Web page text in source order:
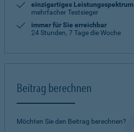
einzigartiges Leistungsspektrum
mehrfacher Testsieger
immer für Sie erreichbar
24 Stunden, 7 Tage die Woche
Beitrag berechnen
Möchten Sie den Beitrag berechnen?